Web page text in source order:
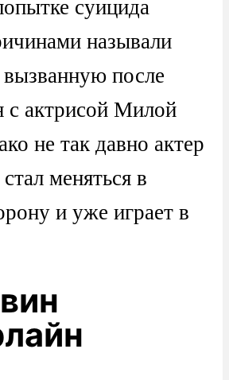
называли
после
с актрисой Милой
не так давно актер
меняться в
и уже играет в